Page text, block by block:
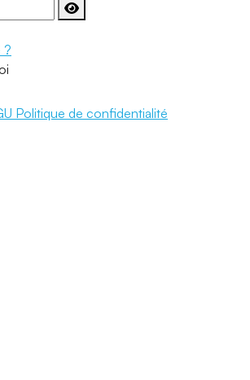
?
Politique de confidentialité